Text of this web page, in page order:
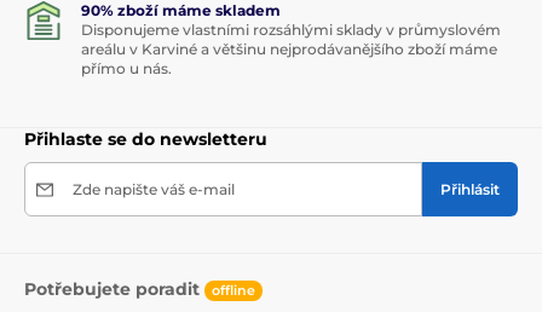
90% zboží máme skladem
Disponujeme vlastními rozsáhlými sklady v průmyslovém
areálu v Karviné a většinu nejprodávanějšího zboží máme
přímo u nás.
Přihlaste se do newsletteru
Zde napište váš e-mail Přihlásit
Potřebujete poradit offline